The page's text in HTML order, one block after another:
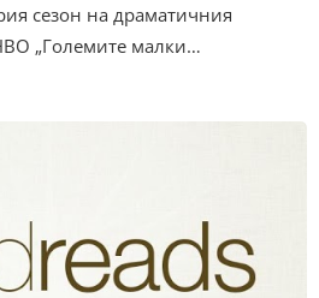
сезон на драматичния
„Големите малки…